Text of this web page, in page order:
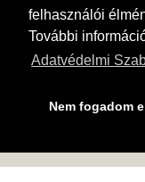
felhasználói
További
Adatvédelmi
Nem fogadom
Tudj meg többet
menü, cégek…. és
MÉDIAAJÁNLÓ